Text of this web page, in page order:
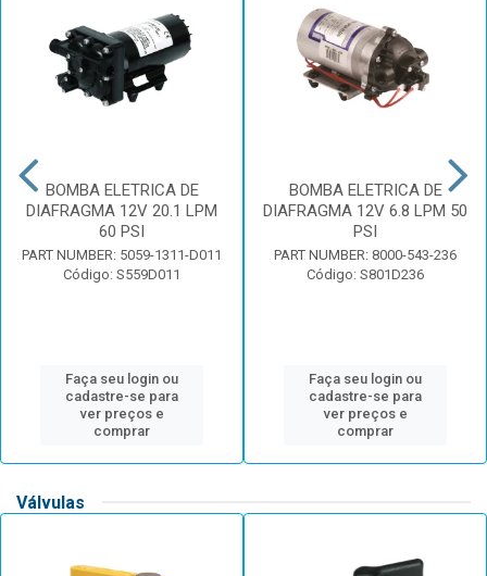
BOMBA ELETRICA DE
DIAFRAGMA 12V 20.1 LPM
60 PSI
PART NUMBER: 5059-1311-D011
Código: S559D011
Faça seu login ou
cadastre-se para
ver preços e
comprar
BOMBA ELETRICA DE
DIAFRAGMA 12V 6.8 LPM 50
PSI
PART NUMBER: 8000-543-236
Código: S801D236
Faça seu login ou
cadastre-se para
ver preços e
comprar
Válvulas